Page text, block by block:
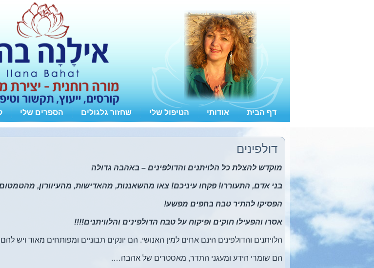
דף הבית אודותי הטיפול שלי שחזור גלגולים הספרים שלי
דולפינים
מוקדש להצלת כל הלויתנים והדולפינים – באהבה גדולה
בני אדם, התעוררו! פקחו עיניכם! צאו מהשאננות, מהאדישות, מהעיוורון,
הפסיקו להתיר טבח בחפים מפשע!
אסרו והפעילו חוקים ופיקוח על טבח הדולפינים והלוויתנים!!!!
הלויתנים והדולפינים הינם אחים למין האנושי. הם יונקים תבוניים ומפותחים מאוד ויש
הם שומרי הידע ומעגני התדר, מאסטרים של אהבה….